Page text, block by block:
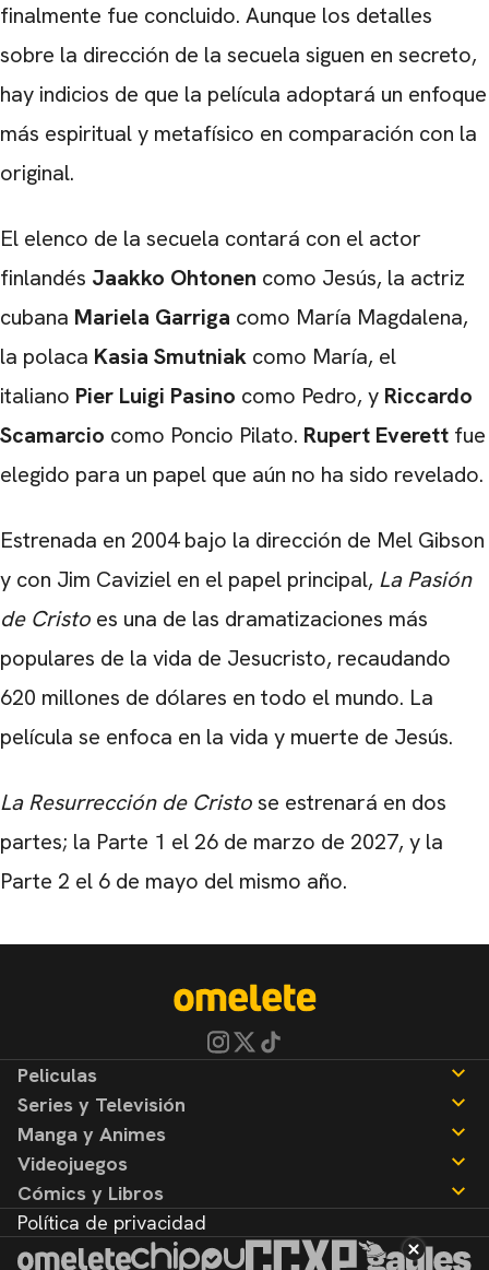
finalmente fue concluido. Aunque los detalles
sobre la dirección de la secuela siguen en secreto,
hay indicios de que la película adoptará un enfoque
más espiritual y metafísico en comparación con la
original.
El elenco de la secuela contará con el actor
finlandés Jaakko Ohtonen como Jesús, la actriz
cubana Mariela Garriga como María Magdalena,
la polaca Kasia Smutniak como María, el
italiano Pier Luigi Pasino como Pedro, y Riccardo
Scamarcio como Poncio Pilato. Rupert Everett fue
elegido para un papel que aún no ha sido revelado.
Estrenada en 2004 bajo la dirección de Mel Gibson
y con Jim Caviziel en el papel principal, La Pasión
de Cristo es una de las dramatizaciones más
populares de la vida de Jesucristo, recaudando
620 millones de dólares en todo el mundo. La
película se enfoca en la vida y muerte de Jesús.
La Resurrección de Cristose estrenará en dos
partes; la Parte 1 el 26 de marzo de 2027, y la
Parte 2 el 6 de mayo del mismo año.
Peliculas
Noticias
Reseñas
Series y Televisión
Noticias
Reseñas
Manga y Animes
Noticias
Reseñas
Videojuegos
Noticias
Reseñas
Cómics y Libros
Noticias
Reseñas
Política de privacidad